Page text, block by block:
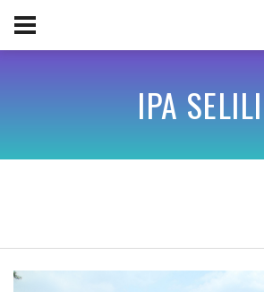
IPA SELILI